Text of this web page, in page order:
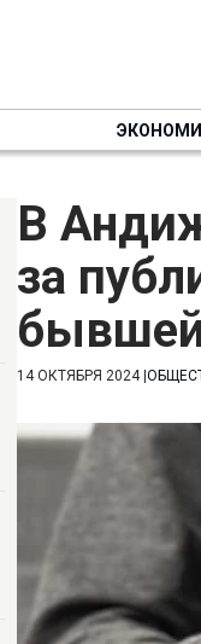
В
за
14 ОКТЯБРЯ 2024|